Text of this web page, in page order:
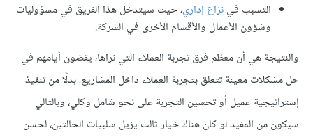
التسبب فينزاع إداري، حيث سيتدخل هذا الفريق في مسؤوليات
وشؤون الأعمال والأقسام الأخرى في الشركة.
والنتيجة هي أن معظم فرق تجربة العملاء التي نراها، يقضون أيامهم في
حل مشكلات معينة تتعلق بتجربة العملاء داخل المشاريع، بدلًا من تنفيذ
إستراتيجية عميل أو تحسين التجربة على نحو شامل وكلي، وبالتالي
سيكون من المفيد لو كان هناك خيار ثالث يزيل سلبيات الحالتين، لحسن